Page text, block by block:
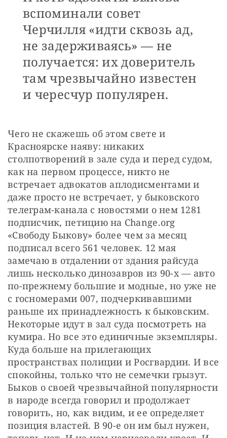
вспоминали совет
Черчилля «идти сквозь ад,
не задерживаясь» — не
получается: их доверитель
там чрезвычайно известен
и чересчур популярен.
Чего не скажешь об этом свете и
Красноярске наяву: никаких
столпотворений в зале суда и перед судом,
как на первом процессе, никто не
встречает адвокатов аплодисментами и
даже просто не встречает, у быковского
телеграм-канала с новостями о нем 1281
подписчик, петицию на Сhange.org
«Свободу Быкову» более чем за месяц
подписал всего 561 человек. 12 мая
замечаю в отдалении от здания райсуда
лишь несколько динозавров из 90-х — авто
по-прежнему большие и модные, но уже не
с госномерами 007, подчеркивавшими
раньше их принадлежность к быковским.
Некоторые идут в зал суда посмотреть на
кумира. Но все это единичные экземпляры.
Куда больше на прилегающих
пространствах полиции и Росгвардии. И все
спокойны, только что не семечки грызут.
Быков о своей чрезвычайной популярности
в народе всегда говорил и продолжает
говорить, но, как видим, и ее определяет
позиция властей. В 90-е он им был нужен,